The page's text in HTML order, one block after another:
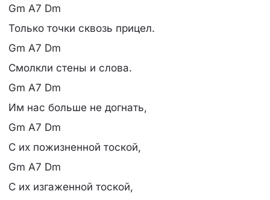
Gm A7 Dm
Только точки сквозь прицел.
Gm A7 Dm
Смолкли стены и слова.
Gm A7 Dm
Им нас больше не догнать,
Gm A7 Dm
С их пожизненной тоской,
Gm A7 Dm
С их изгаженной тоской,